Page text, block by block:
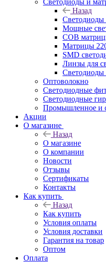
Светодиоды и
Назад
Мощные
COB
Матрицы
SMD
Линзы для
Оптоволокно
Светодиодные
Светодиодные
Промышленное и
Акции
О магазине
Назад
О магазине
О компании
Новости
Отзывы
Сертификаты
Контакты
Как купить
Назад
Как купить
Условия оплаты
Условия доставки
Гарантия на товар
Оптом
Оплата